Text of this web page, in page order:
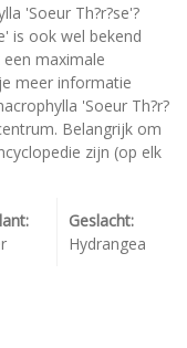
'Soeur Th?r?se'?
is ook wel bekend
maximale
meer informatie
'Soeur Th?r?
Belangrijk om
zijn (op elk
Geslacht:
Hydrangea